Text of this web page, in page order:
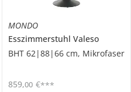
MONDO
Esszimmerstuhl Valeso
BHT 62|88|66 cm, Mikrofaser
859,00 €***